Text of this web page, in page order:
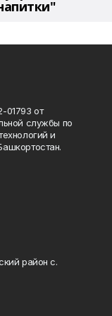
01793 от
службы по
и
район с.